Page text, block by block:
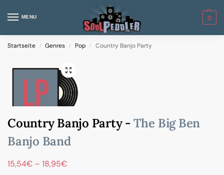
MENU 0
Startseite / Genres / Pop / Country Banjo Party
Country Banjo Party - The Big Ben
Banjo Band
15,54€ – 18,95€